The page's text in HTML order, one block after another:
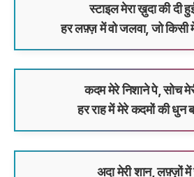
स्टाइल मेरा ख़ुदा की दी
हर लफ़्ज़ में वो जलवा, जो किसी
कदम मेरे निशाने पे, सोच
हर राह में मेरे कदमों की धुन
अदा मेरी शान, लफ़्ज़ों